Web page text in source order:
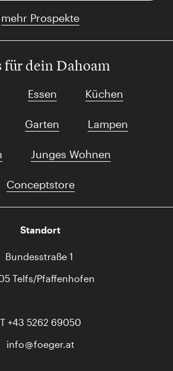
mehr Prospekte
für dein Dahoam
Essen Küchen
Garten Lampen
Junges Wohnen
Conceptstore
Standort
Bundesstraße 1
Telfs/Pfaffenhofen
T +43 5262 69050
info
foeger.at